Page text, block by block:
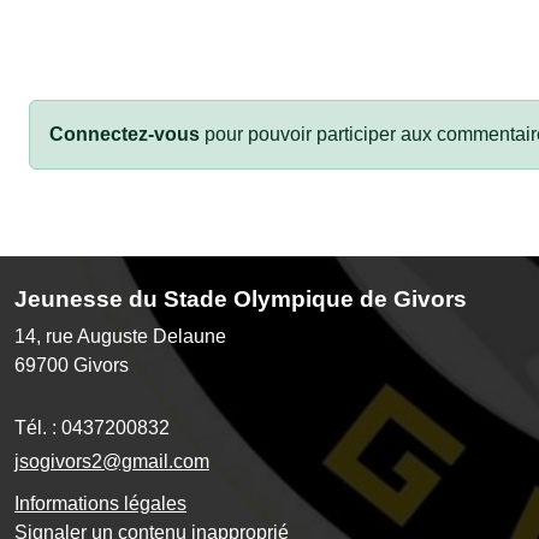
Connectez-vous pour pouvoir participer aux
Jeunesse du Stade Olympique de Givors
14, rue Auguste Delaune
69700 Givors
Tél. : 0437200832
jsogivors2@gmail.com
Informations légales
Signaler un contenu inapproprié